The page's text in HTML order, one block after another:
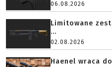
06.08.2026
Limitowane
...
02.08.2026
Haenel wraca